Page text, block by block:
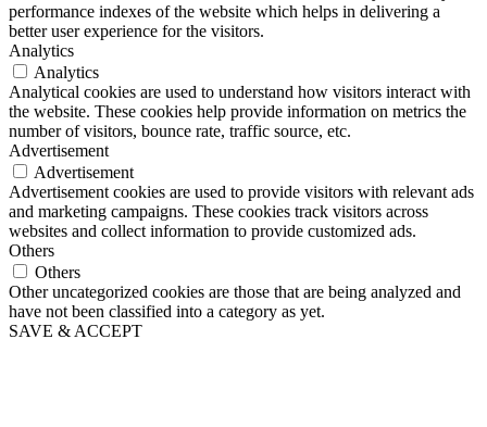
performance indexes of the website which helps in delivering a
better user experience for the visitors.
Analytics
Analytics
Analytical cookies are used to understand how visitors interact with
the website. These cookies help provide information on metrics the
number of visitors, bounce rate, traffic source, etc.
Advertisement
Advertisement
Advertisement cookies are used to provide visitors with relevant ads
and marketing campaigns. These cookies track visitors across
websites and collect information to provide customized ads.
Others
Others
Other uncategorized cookies are those that are being analyzed and
have not been classified into a category as yet.
SAVE & ACCEPT